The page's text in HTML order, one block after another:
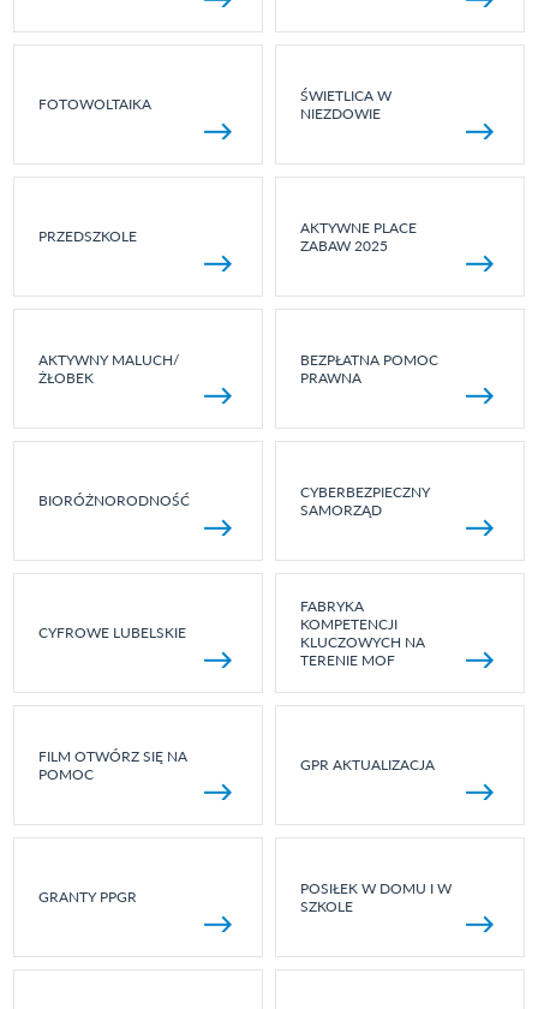
FOTOWOLTAIKA
ŚWIETLICA W
NIEZDOWIE
PRZEDSZKOLE
AKTYWNE PLACE
ZABAW 2025
AKTYWNY MALUCH/
ŻŁOBEK
BEZPŁATNA POMOC
PRAWNA
BIORÓŻNORODNOŚĆ
CYBERBEZPIECZNY
SAMORZĄD
CYFROWE LUBELSKIE
FABRYKA
KOMPETENCJI
KLUCZOWYCH NA
TERENIE MOF
FILM OTWÓRZ SIĘ NA
POMOC
GPR AKTUALIZACJA
GRANTY PPGR
POSIŁEK W DOMU I W
SZKOLE